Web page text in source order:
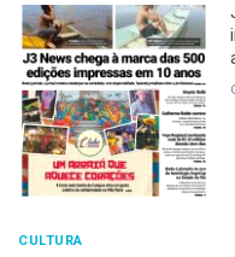
CULTURA